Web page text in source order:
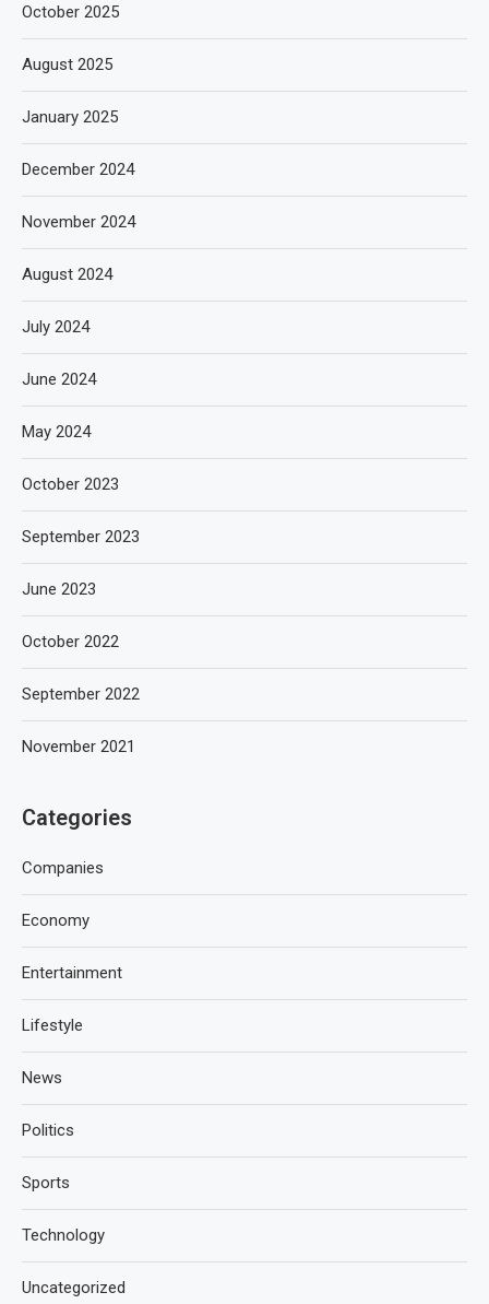
October 2025
August 2025
January 2025
December 2024
November 2024
August 2024
July 2024
June 2024
May 2024
October 2023
September 2023
June 2023
October 2022
September 2022
November 2021
Categories
Companies
Economy
Entertainment
Lifestyle
News
Politics
Sports
Technology
Uncategorized